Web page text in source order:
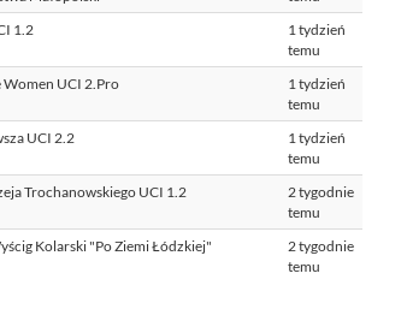
1.2
1 tydzień
temu
Women UCI 2.Pro
1 tydzień
temu
UCI 2.2
1 tydzień
temu
Trochanowskiego UCI 1.2
2 tygodnie
temu
Kolarski "Po Ziemi Łódzkiej"
2 tygodnie
temu